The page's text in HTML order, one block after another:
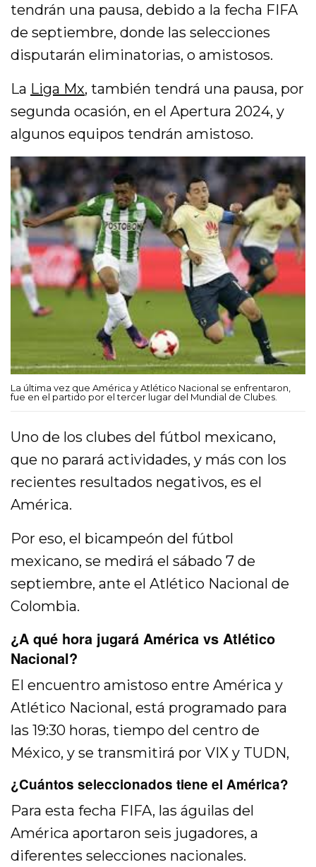
tendrán una pausa, debido a la fecha FIFA
de septiembre, donde las selecciones
disputarán eliminatorias, o amistosos.
La Liga Mx, también tendrá una pausa, por
segunda ocasión, en el Apertura 2024, y
algunos equipos tendrán amistoso.
La última vez que América y Atlético Nacional se enfrentaron,
fue en el partido por el tercer lugar del Mundial de Clubes.
Uno de los clubes del fútbol mexicano,
que no parará actividades, y más con los
recientes resultados negativos, es el
América.
Por eso, el bicampeón del fútbol
mexicano, se medirá el sábado 7 de
septiembre, ante el Atlético Nacional de
Colombia.
¿A qué hora jugará América vs Atlético
Nacional?
El encuentro amistoso entre América y
Atlético Nacional, está programado para
las 19:30 horas, tiempo del centro de
México, y se transmitirá por VIX y TUDN,
¿Cuántos seleccionados tiene el América?
Para esta fecha FIFA, las águilas del
América aportaron seis jugadores, a
diferentes selecciones nacionales.